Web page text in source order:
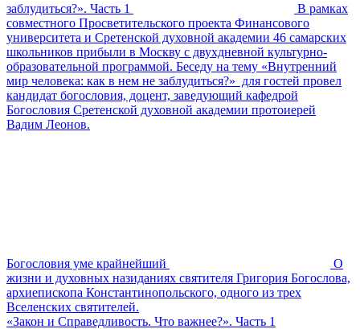
заблудиться?». Часть 1
В рамках
совместного Просветительского проекта Финансового
университета и Сретенской духовной академии 46 самарских
школьников прибыли в Москву с двухдневной культурно-
образовательной программой. Беседу на тему «Внутренний
мир человека: как в нем не заблудиться?» для гостей провел
кандидат богословия, доцент, заведующий кафедрой
Богословия Сретенской духовной академии протоиерей
Вадим Леонов.
Богословия уме крайнейший
О
жизни и духовных назиданиях святителя Григория Богослова,
архиепископа Константинопольского, одного из трех
Вселенских святителей.
«Закон и Справедливость. Что важнее?». Часть 1